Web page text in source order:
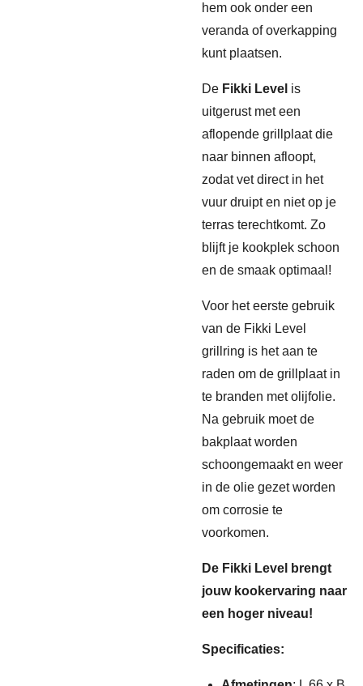
hem ook onder een
veranda of overkapping
kunt plaatsen.
De Fikki Level is
uitgerust met een
aflopende grillplaat die
naar binnen afloopt,
zodat vet direct in het
vuur druipt en niet op je
terras terechtkomt. Zo
blijft je kookplek schoon
en de smaak optimaal!
Voor het eerste gebruik
van de Fikki Level
grillring is het aan te
raden om de grillplaat in
te branden met olijfolie.
Na gebruik moet de
bakplaat worden
schoongemaakt en weer
in de olie gezet worden
om corrosie te
voorkomen.
De Fikki Level brengt
jouw kookervaring naar
een hoger niveau!
Specificaties: